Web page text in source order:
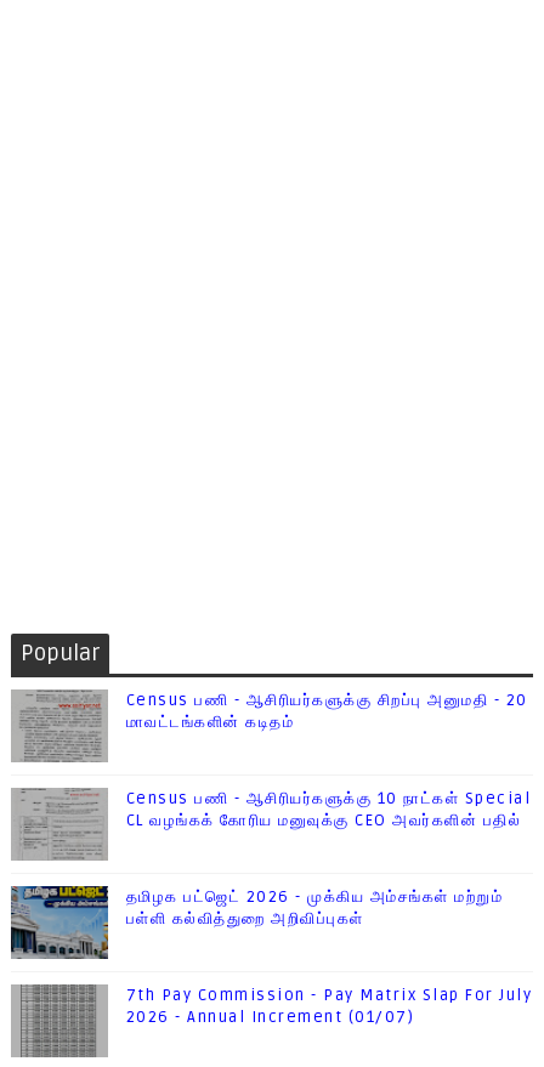
Popular
Census பணி - ஆசிரியர்களுக்கு சிறப்பு அனுமதி - 20
மாவட்டங்களின் கடிதம்
Census பணி - ஆசிரியர்களுக்கு 10 நாட்கள் Special
CL வழங்கக் கோரிய மனுவுக்கு CEO அவர்களின் பதில்
தமிழக பட்ஜெட் 2026 - முக்கிய அம்சங்கள் மற்றும்
பள்ளி கல்வித்துறை அறிவிப்புகள்
7th Pay Commission - Pay Matrix Slap For July
2026 - Annual Increment (01/07)